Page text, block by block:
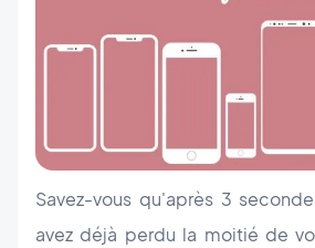
Savez-vous qu'après 3
avez déjà perdu la moitié de